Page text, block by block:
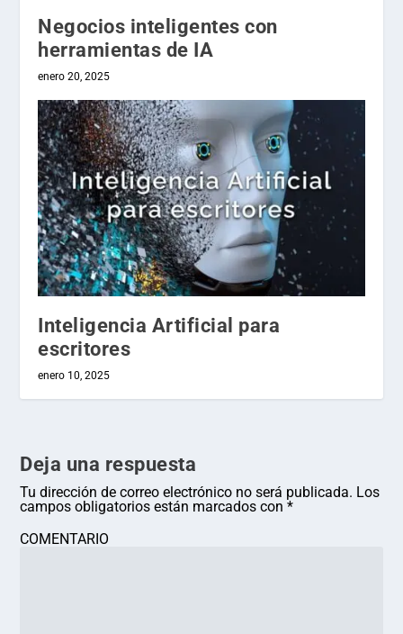
Negocios inteligentes con
herramientas de IA
enero 20, 2025
Inteligencia Artificial para
escritores
enero 10, 2025
Deja una respuesta
Tu dirección de correo electrónico no será publicada. Los
campos obligatorios están marcados con*
COMENTARIO